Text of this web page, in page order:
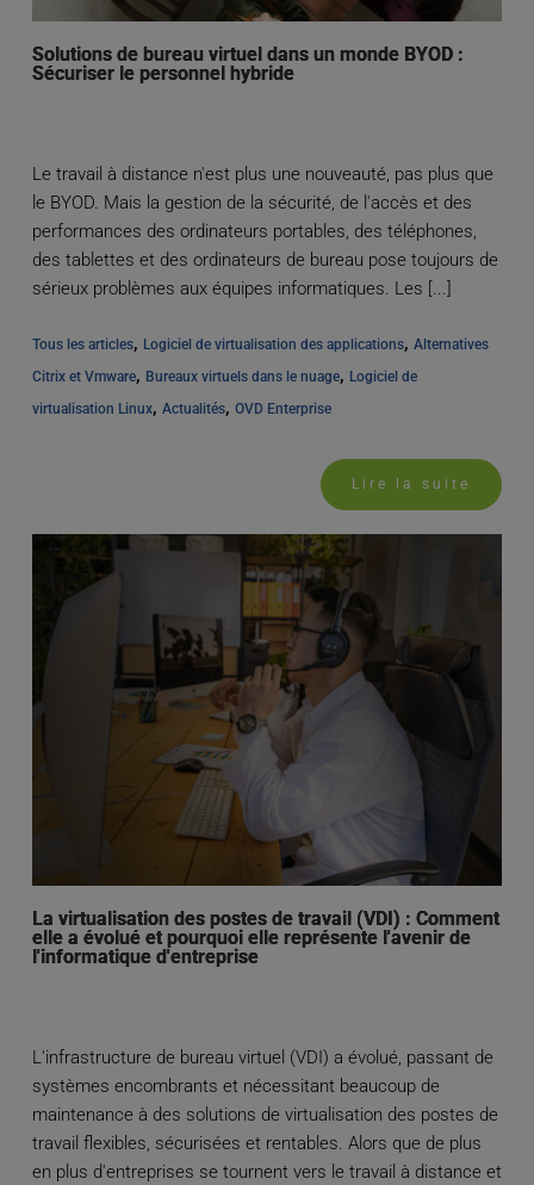
Solutions de bureau virtuel dans un monde BYOD :
Sécuriser le personnel hybride
Le travail à distance n'est plus une nouveauté, pas plus que
le BYOD. Mais la gestion de la sécurité, de l'accès et des
performances des ordinateurs portables, des téléphones,
des tablettes et des ordinateurs de bureau pose toujours de
sérieux problèmes aux équipes informatiques. Les [...]
Tous les articles, Logiciel de virtualisation des applications, Alternatives
Citrix et Vmware, Bureaux virtuels dans le nuage, Logiciel de
virtualisation Linux, Actualités, OVD Enterprise
Lire la suite
La virtualisation des postes de travail (VDI) : Comment
elle a évolué et pourquoi elle représente l'avenir de
l'informatique d'entreprise
L'infrastructure de bureau virtuel (VDI) a évolué, passant de
systèmes encombrants et nécessitant beaucoup de
maintenance à des solutions de virtualisation des postes de
travail flexibles, sécurisées et rentables. Alors que de plus
en plus d'entreprises se tournent vers le travail à distance et